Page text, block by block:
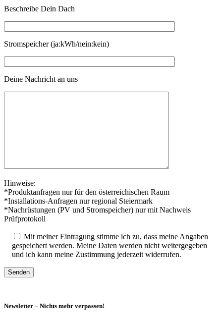
Beschreibe Dein Dach
Stromspeicher (ja:kWh/nein:kein)
Deine Nachricht an uns
Hinweise:
*Produktanfragen nur für den österreichischen Raum
*Installations-Anfragen nur regional Steiermark
*Nachrüstungen (PV und Stromspeicher) nur mit Nachweis
Prüfprotokoll
Mit meiner Eintragung stimme ich zu, dass meine Angaben
gespeichert werden. Meine Daten werden nicht weitergegeben
und ich kann meine Zustimmung jederzeit widerrufen.
Newsletter – Nichts mehr verpassen!